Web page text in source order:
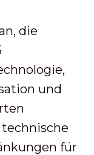
die
und
für